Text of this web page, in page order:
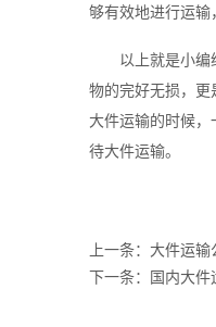
够有效地进行运输
以上就是小编
物的完好无损，更
大件运输的时候
待大件运输。
上一条： 大件运输
下一条：
国内大